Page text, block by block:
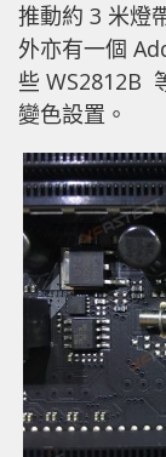
推動約 3 米燈
外亦有一個
些 WS2812B
變色設置。